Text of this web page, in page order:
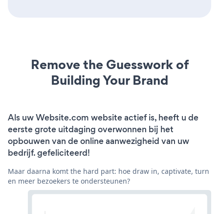
Remove the Guesswork of
Building Your Brand
Als uw Website.com website actief is, heeft u de
eerste grote uitdaging overwonnen bij het
opbouwen van de online aanwezigheid van uw
bedrijf. gefeliciteerd!
Maar daarna komt the hard part: hoe draw in, captivate, turn
en meer bezoekers te ondersteunen?